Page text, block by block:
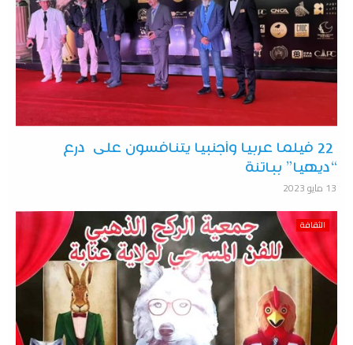
22 فيلما عربيا وأجنبيا يتنافسون على درع
“ديهيا” بباتنة
13 مايو 2023
الثقافة